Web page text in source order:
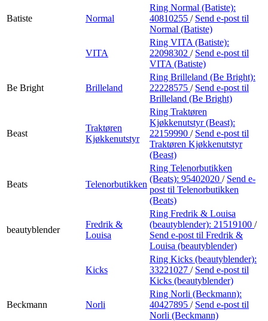
Batiste Normal
Ring Normal (Batiste):
40810255 / Send e-post til
Normal (Batiste)
VITA
Ring VITA (Batiste):
22098302 / Send e-post til
VITA (Batiste)
Be Bright Brilleland
Ring Brilleland (Be Bright):
22228575 / Send e-post til
Brilleland (Be Bright)
Beast
Traktøren
Kjøkkenutstyr
Ring Traktøren
Kjøkkenutstyr (Beast):
22159990 / Send e-post til
Traktøren Kjøkkenutstyr
(Beast)
Beats Telenorbutikken
Ring Telenorbutikken
(Beats): 95402020 / Send e-
post til Telenorbutikken
(Beats)
beautyblender
Fredrik &
Louisa
Ring Fredrik & Louisa
(beautyblender): 21519100 /
Send e-post til Fredrik &
Louisa (beautyblender)
Kicks
Ring Kicks (beautyblender):
33221027 / Send e-post til
Kicks (beautyblender)
Beckmann Norli
Ring Norli (Beckmann):
40427895 / Send e-post til
Norli (Beckmann)